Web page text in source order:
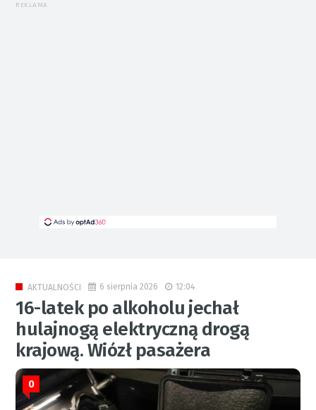
REKLAMA
AKTUALNOŚCI 6 sierpnia 2026 12:04
16-latek po alkoholu jechał
hulajnogą elektryczną drogą
krajową. Wiózł pasażera
0